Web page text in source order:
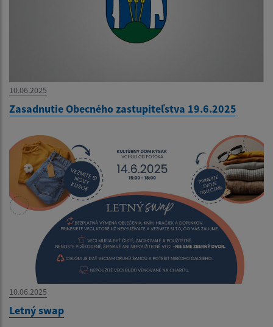
10.06.2025
Zasadnutie Obecného zastupiteľstva 19.6.2025
10.06.2025
Letný swap